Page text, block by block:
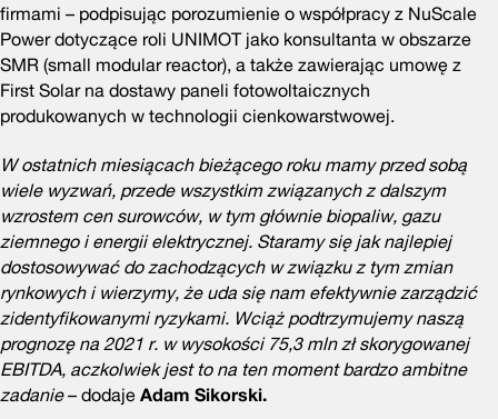
firmami – podpisując porozumienie o współpracy z NuScale
Power dotyczące roli UNIMOT jako konsultanta w obszarze
SMR (small modular reactor), a także zawierając umowę z
First Solar na dostawy paneli fotowoltaicznych
produkowanych w technologii cienkowarstwowej.
W ostatnich miesiącach bieżącego roku mamy przed sobą
wiele wyzwań, przede wszystkim związanych z dalszym
wzrostem cen surowców, w tym głównie biopaliw, gazu
ziemnego i energii elektrycznej. Staramy się jak najlepiej
dostosowywać do zachodzących w związku z tym zmian
rynkowych i wierzymy, że uda się nam efektywnie zarządzić
zidentyfikowanymi ryzykami. Wciąż podtrzymujemy naszą
prognozę na 2021 r. w wysokości 75,3 mln zł skorygowanej
EBITDA, aczkolwiek jest to na ten moment bardzo ambitne
zadanie– dodaje Adam Sikorski.